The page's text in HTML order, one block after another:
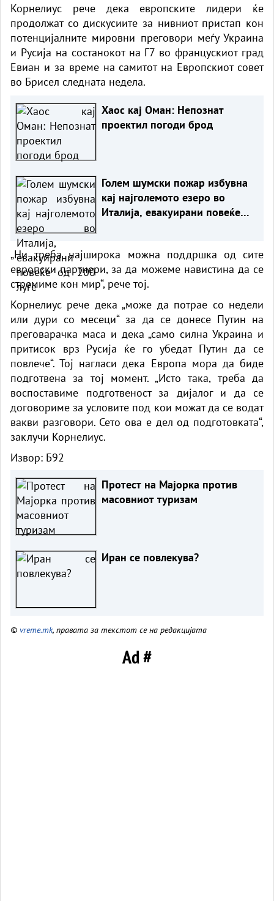
Корнелиус рече дека европските лидери ќе
продолжат со дискусиите за нивниот пристап кон
потенцијалните мировни преговори меѓу Украина
и Русија на состанокот на Г7 во францускиот град
Евиан и за време на самитот на Европскиот совет
во Брисел следната недела.
Хаос кај Оман: Непознат
проектил погоди брод
Голем шумски пожар избувна
кај најголемото езеро во
Италија, евакуирани повеќе
„Ни треба најширока можна поддршка од сите
европски партнери, за да можеме навистина да се
стремиме кон мир“, рече тој.
Корнелиус рече дека „може да потрае со недели
или дури со месеци“ за да се донесе Путин на
преговарачка маса и дека „само силна Украина и
притисок врз Русија ќе го убедат Путин да се
повлече“. Тој нагласи дека Европа мора да биде
подготвена за тој момент. „Исто така, треба да
воспоставиме подготвеност за дијалог и да се
договориме за условите под кои можат да се водат
вакви разговори. Сето ова е дел од подготовката“,
заклучи Корнелиус.
Извор: Б92
Протест на Мајорка против
масовниот туризам
Иран се повлекува?
© vreme.mk, правата за текстот се на редакцијата
Ad #